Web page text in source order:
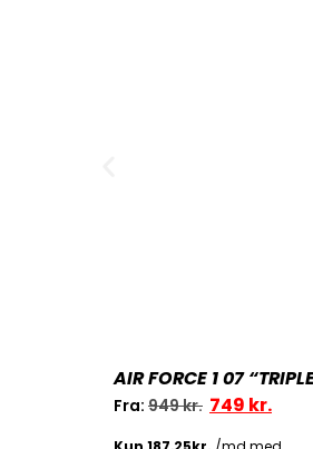
AIR FORCE 1 07
Fra: 949kr. 749 kr.